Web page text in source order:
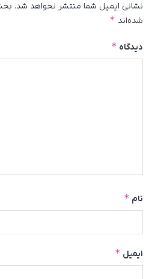
نشانی ایمیل شما منتشر نخواهد شد.
شده‌اند *
دیدگاه *
نام *
ایمیل *